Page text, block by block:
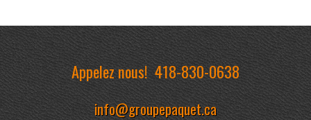
Appelez nous!418-830-0638
info@groupepaquet.ca